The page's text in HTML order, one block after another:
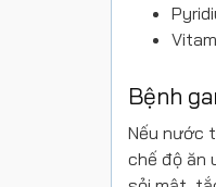
Bệnh
Nếu nước
chế độ ăn